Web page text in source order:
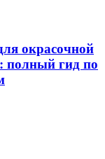
окрасочной
полный гид по